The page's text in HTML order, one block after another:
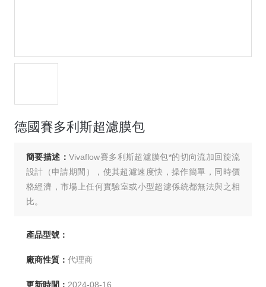
德國賽多利斯超濾膜包
簡要描述：Vivaflow賽多利斯超濾膜包*的切向流加回旋流
設計（申請期間），使其超濾速度快，操作簡單，同時價
格經濟，市場上任何實驗室或小型超濾係統都無法與之相
比。
產品型號：
廠商性質： 代理商
更新時間： 2024-08-16